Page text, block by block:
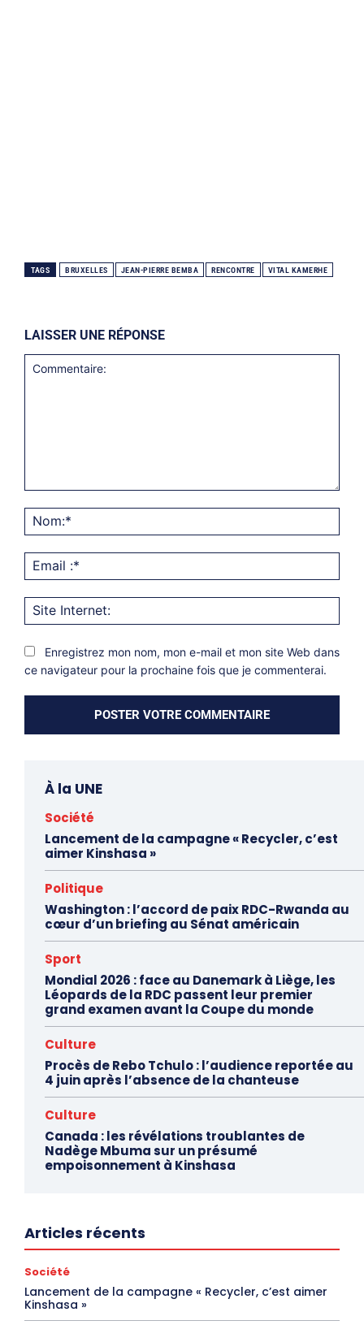
TAGS BRUXELLES JEAN-PIERRE BEMBA RENCONTRE VITAL KAMERHE
LAISSER UNE RÉPONSE
:*
Enregistrez mon nom, mon e-mail et mon site Web dans
ce navigateur pour la prochaine fois que je commenterai.
À la UNE
Société
Lancement de la campagne « Recycler, c’est
aimer Kinshasa »
Politique
Washington : l’accord de paix RDC-Rwanda au
cœur d’un briefing au Sénat américain
Sport
Mondial 2026 : face au Danemark à Liège, les
Léopards de la RDC passent leur premier
grand examen avant la Coupe du monde
Culture
Procès de Rebo Tchulo : l’audience reportée au
4 juin après l’absence de la chanteuse
Culture
Canada : les révélations troublantes de
Nadège Mbuma sur un présumé
empoisonnement à Kinshasa
Articles récents
Société
Lancement de la campagne « Recycler, c’est aimer
Kinshasa »